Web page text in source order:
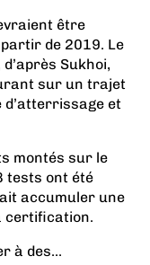
être
de 2019. Le
Sukhoi,
sur un trajet
d’atterrissage et
montés sur le
tests ont été
accumuler une
certification.
à des...